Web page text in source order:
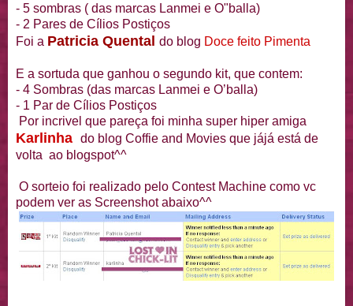
- 5 sombras ( das marcas Lanmei e O"balla)
- 2 Pares de Cílios Postiços
Foi a Patricia Quental do blog Doce feito Pimenta
E a sortuda que ganhou o segundo kit, que contem:
- 4 Sombras (das marcas Lanmei e O’balla)
- 1 Par de Cílios Postiços
Por incrivel que pareça foi minha super hiper amiga
Karlinha do blog Coffie and Movies que jájá está de
volta ao blogspot^^
O sorteio foi realizado pelo Contest Machine como vc
podem ver as Screenshot abaixo^^